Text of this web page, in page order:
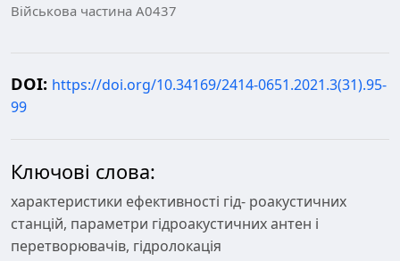
Військова частина А0437
DOI: https://doi.org/10.34169/2414-0651.2021.3(31).95-
99
Ключові слова:
характеристики ефективності гід- роакустичних
станцій, параметри гідроакустичних антен і
перетворювачів, гідролокація